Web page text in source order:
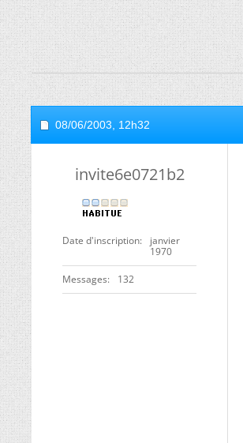
08/06/2003, 12h32
invite6e0721b2
Date d'inscription
janvier
1970
Messages 132